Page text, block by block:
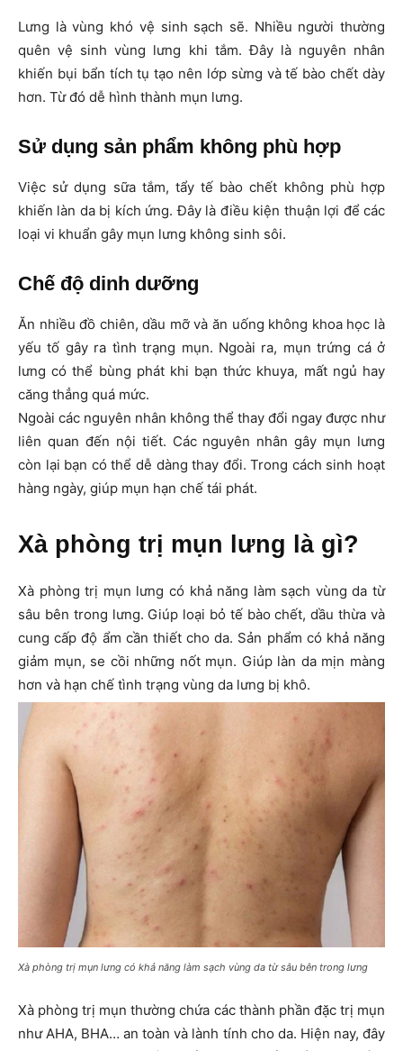
Lưng là vùng khó vệ sinh sạch sẽ. Nhiều người thường
quên vệ sinh vùng lưng khi tắm. Đây là nguyên nhân
khiến bụi bẩn tích tụ tạo nên lớp sừng và tế bào chết dày
hơn. Từ đó dễ hình thành mụn lưng.
Sử dụng sản phẩm không phù hợp
Việc sử dụng sữa tắm, tẩy tế bào chết không phù hợp
khiến làn da bị kích ứng. Đây là điều kiện thuận lợi để các
loại vi khuẩn gây mụn lưng không sinh sôi.
Chế độ dinh dưỡng
Ăn nhiều đồ chiên, dầu mỡ và ăn uống không khoa học là
yếu tố gây ra tình trạng mụn. Ngoài ra, mụn trứng cá ở
lưng có thể bùng phát khi bạn thức khuya, mất ngủ hay
căng thẳng quá mức.
Ngoài các nguyên nhân không thể thay đổi ngay được như
liên quan đến nội tiết. Các nguyên nhân gây mụn lưng
còn lại bạn có thể dễ dàng thay đổi. Trong cách sinh hoạt
hàng ngày, giúp mụn hạn chế tái phát.
Xà phòng trị mụn lưng là gì?
Xà phòng trị mụn lưng có khả năng làm sạch vùng da từ
sâu bên trong lưng. Giúp loại bỏ tế bào chết, dầu thừa và
cung cấp độ ẩm cần thiết cho da. Sản phẩm có khả năng
giảm mụn, se cồi những nốt mụn. Giúp làn da mịn màng
hơn và hạn chế tình trạng vùng da lưng bị khô.
Xà phòng trị mụn lưng có khả năng làm sạch vùng da từ sâu bên trong lưng
Xà phòng trị mụn thường chứa các thành phần đặc trị mụn
như AHA, BHA… an toàn và lành tính cho da. Hiện nay, đây